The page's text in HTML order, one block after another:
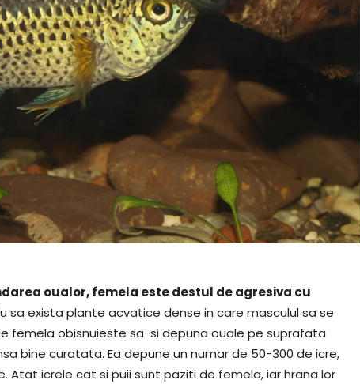
oualor, femela este destul de agresiva cu
sa exista plante acvatice dense in care masculul sa se
femela obisnuieste sa-si depuna ouale pe suprafata
bine curatata. Ea depune un numar de 50-300 de icre,
Atat icrele cat si puii sunt paziti de femela, iar hrana lor